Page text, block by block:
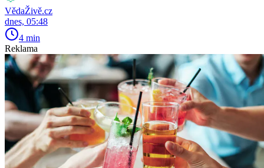
VědaŽivě.cz
dnes, 05:48
4 min
Reklama